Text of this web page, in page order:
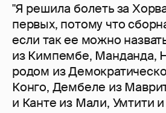
"Я решила болеть за
первых, потому что
если так ее можно
из Кимпембе, Манданда,
родом из
Конго, Дембеле из
и Канте из Мали, Умтити